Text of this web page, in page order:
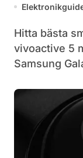
Hitta bästa smartwatch 2025 för dig: Garmin
vivoactive 5
Samsung